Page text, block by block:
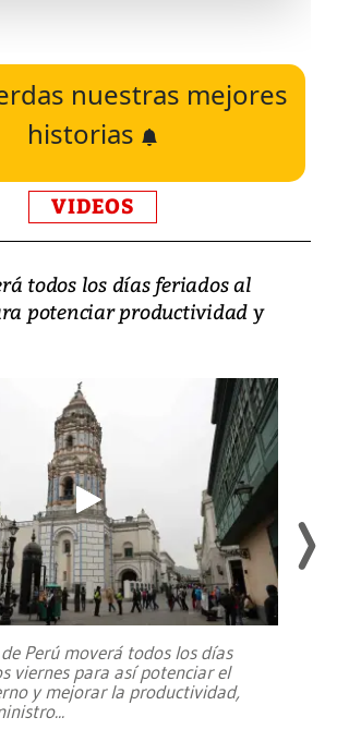
nuestras mejores
historias
VIDEOS
todos los días feriados al
potenciar productividad y
Perú moverá todos los días
viernes para así potenciar el
y mejorar la productividad,
...